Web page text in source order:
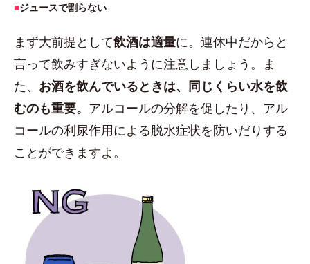
■ジュースで割らない
まず大前提として飲酒は適量に。連休中だからと
言って飲みすぎないように注意しましょう。ま
た、 お酒を飲んでいるときは、同じくらい水を飲
むのも重要。 アルコールの分解を促したり、アル
コールの利尿作用による脱水症状を防いだりする
ことができますよ。